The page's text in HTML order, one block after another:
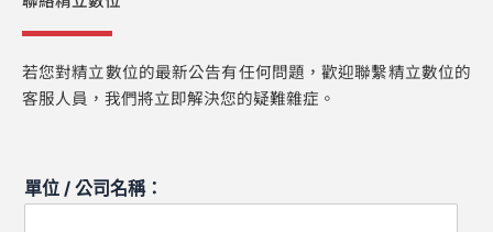
若您對精立數位的最新公告有任何問題，歡迎聯繫精立數位的
客服人員，我們將立即解決您的疑難雜症。
單位 / 公司名稱：